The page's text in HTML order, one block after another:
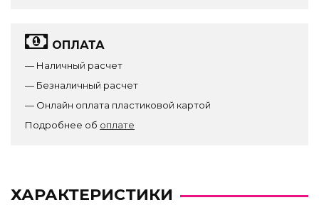
ОПЛАТА
— Наличный расчет
— Безналичный расчет
— Онлайн оплата пластиковой картой
Подробнее об оплате
ХАРАКТЕРИСТИКИ